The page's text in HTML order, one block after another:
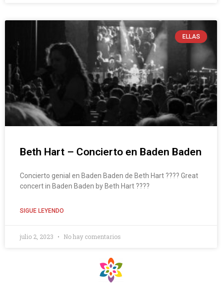
ELLAS
Beth Hart – Concierto en Baden Baden
Concierto genial en Baden Baden de Beth Hart ???? Great
concert in Baden Baden by Beth Hart ????
SIGUE LEYENDO
julio 2, 2023 No hay comentarios